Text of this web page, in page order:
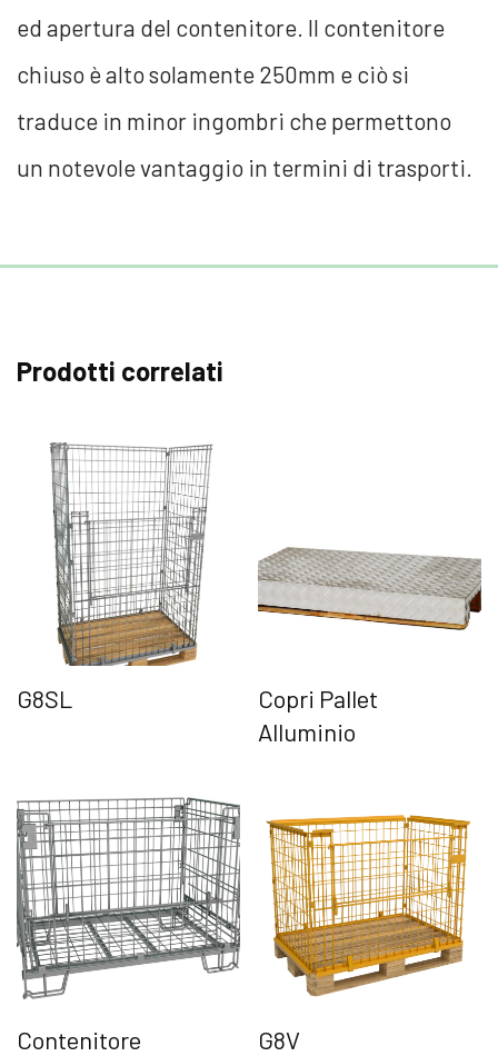
ed apertura del contenitore. Il contenitore
chiuso è alto solamente 250mm e ciò si
traduce in minor ingombri che permettono
un notevole vantaggio in termini di trasporti.
Prodotti correlati
G8SL
Copri Pallet
Alluminio
Contenitore
G8V